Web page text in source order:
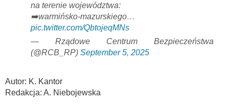
na terenie województwa:
➡️warmińsko-mazurskiego…
pic.twitter.com/QbtojeqMNs
— Rządowe Centrum Bezpieczeństwa
(@RCB_RP) September 5, 2025
Autor: K. Kantor
Redakcja: A. Niebojewska